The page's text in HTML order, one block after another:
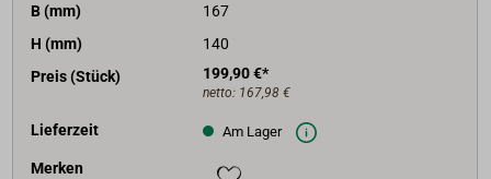
B (mm)
167
H (mm)
140
Preis (Stück)
199,90 €*
netto: 167,98 €
Lieferzeit Am Lager
Merken